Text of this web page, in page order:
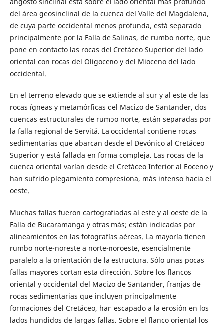
del área geosinclinal de la cuenca del Valle del Magdalena,
de cuya parte occidental menos profunda, está separado
principalmente por la Falla de Salinas, de rumbo norte, que
pone en contacto las rocas del Cretáceo Superior del lado
oriental con rocas del Oligoceno y del Mioceno del lado
occidental.
En el terreno elevado que se extiende al sur y al este de las
rocas ígneas y metamórficas del Macizo de Santander, dos
cuencas estructurales de rumbo norte, están separadas por
la falla regional de Servitá. La occidental contiene rocas
sedimentarias que abarcan desde el Devónico al Cretáceo
Superior y está fallada en forma compleja. Las rocas de la
cuenca oriental varían desde el Cretáceo Inferior al Eoceno y
han sufrido plegamiento compresiona, más intenso hacia el
oeste.
Muchas fallas fueron cartografiadas al este y al oeste de la
Falla de Bucaramanga y otras más; están indicadas por
alineamientos en las fotografías aéreas. La mayoría tienen
rumbo norte-noreste a norte-noroeste, esencialmente
paralelo a la orientación de la estructura. Sólo unas pocas
fallas mayores cortan esta dirección. Sobre los flancos
oriental y occidental del Macizo de Santander, franjas de
rocas sedimentarias que incluyen principalmente
formaciones del Cretáceo, han escapado a la erosión en los
lados hundidos de largas fallas. Sobre el flanco oriental los